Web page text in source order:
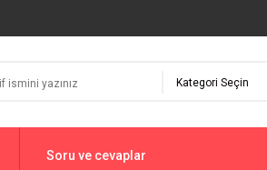
Soru ve cevaplar